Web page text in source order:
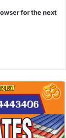
for the next